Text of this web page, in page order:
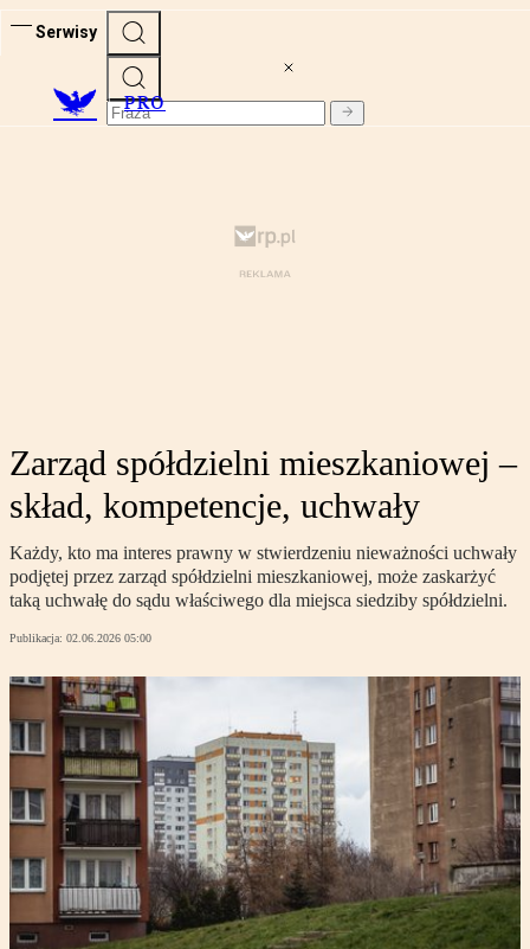
Serwisy
PRO
Zarząd spółdzielni mieszkaniowej –
skład, kompetencje, uchwały
Każdy, kto ma interes prawny w stwierdzeniu nieważności uchwały
podjętej przez zarząd spółdzielni mieszkaniowej, może zaskarżyć
taką uchwałę do sądu właściwego dla miejsca siedziby spółdzielni.
Publikacja: 02.06.2026 05:00